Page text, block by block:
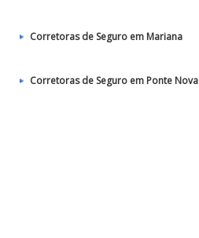
Corretoras de Seguro em Mariana
Corretoras de Seguro em Ponte Nova